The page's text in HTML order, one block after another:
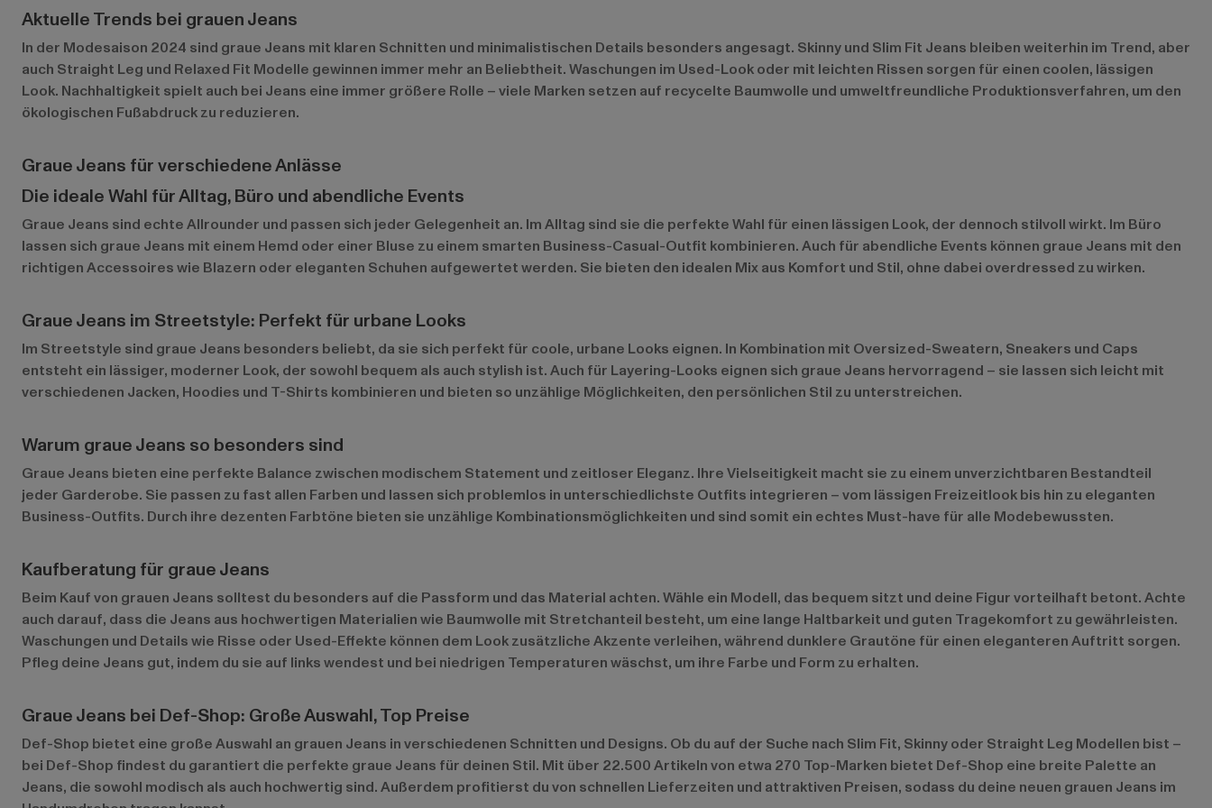
Aktuelle Trends bei grauen Jeans
In der Modesaison 2024 sind graue Jeans mit klaren Schnitten und minimalistischen Details besonders angesagt. Skinny und Slim Fit Jeans bleiben weiterhin im Trend, aber
auch Straight Leg und Relaxed Fit Modelle gewinnen immer mehr an Beliebtheit. Waschungen im Used-Look oder mit leichten Rissen sorgen für einen coolen, lässigen
Look. Nachhaltigkeit spielt auch bei Jeans eine immer größere Rolle – viele Marken setzen auf recycelte Baumwolle und umweltfreundliche Produktionsverfahren, um den
ökologischen Fußabdruck zu reduzieren.
Graue Jeans für verschiedene Anlässe
Die ideale Wahl für Alltag, Büro und abendliche Events
Graue Jeans sind echte Allrounder und passen sich jeder Gelegenheit an. Im Alltag sind sie die perfekte Wahl für einen lässigen Look, der dennoch stilvoll wirkt. Im Büro
lassen sich graue Jeans mit einem Hemd oder einer Bluse zu einem smarten Business-Casual-Outfit kombinieren. Auch für abendliche Events können graue Jeans mit den
richtigen Accessoires wie Blazern oder eleganten Schuhen aufgewertet werden. Sie bieten den idealen Mix aus Komfort und Stil, ohne dabei overdressed zu wirken.
Graue Jeans im Streetstyle: Perfekt für urbane Looks
Im Streetstyle sind graue Jeans besonders beliebt, da sie sich perfekt für coole, urbane Looks eignen. In Kombination mit Oversized-Sweatern, Sneakers und Caps
entsteht ein lässiger, moderner Look, der sowohl bequem als auch stylish ist. Auch für Layering-Looks eignen sich graue Jeans hervorragend – sie lassen sich leicht mit
verschiedenen Jacken, Hoodies und T-Shirts kombinieren und bieten so unzählige Möglichkeiten, den persönlichen Stil zu unterstreichen.
Warum graue Jeans so besonders sind
Graue Jeans bieten eine perfekte Balance zwischen modischem Statement und zeitloser Eleganz. Ihre Vielseitigkeit macht sie zu einem unverzichtbaren Bestandteil
jeder Garderobe. Sie passen zu fast allen Farben und lassen sich problemlos in unterschiedlichste Outfits integrieren – vom lässigen Freizeitlook bis hin zu eleganten
Business-Outfits. Durch ihre dezenten Farbtöne bieten sie unzählige Kombinationsmöglichkeiten und sind somit ein echtes Must-have für alle Modebewussten.
Kaufberatung für graue Jeans
Beim Kauf von grauen Jeans solltest du besonders auf die Passform und das Material achten. Wähle ein Modell, das bequem sitzt und deine Figur vorteilhaft betont. Achte
auch darauf, dass die Jeans aus hochwertigen Materialien wie Baumwolle mit Stretchanteil besteht, um eine lange Haltbarkeit und guten Tragekomfort zu gewährleisten.
Waschungen und Details wie Risse oder Used-Effekte können dem Look zusätzliche Akzente verleihen, während dunklere Grautöne für einen eleganteren Auftritt sorgen.
Pfleg deine Jeans gut, indem du sie auf links wendest und bei niedrigen Temperaturen wäschst, um ihre Farbe und Form zu erhalten.
Graue Jeans bei Def-Shop: Große Auswahl, Top Preise
Def-Shop bietet eine große Auswahl an grauen Jeans in verschiedenen Schnitten und Designs. Ob du auf der Suche nach Slim Fit, Skinny oder Straight Leg Modellen bist –
bei Def-Shop findest du garantiert die perfekte graue Jeans für deinen Stil. Mit über 22.500 Artikeln von etwa 270 Top-Marken bietet Def-Shop eine breite Palette an
Jeans, die sowohl modisch als auch hochwertig sind. Außerdem profitierst du von schnellen Lieferzeiten und attraktiven Preisen, sodass du deine neuen grauen Jeans im